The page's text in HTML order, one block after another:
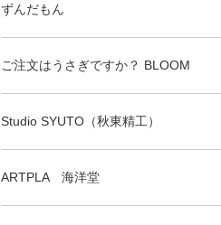
ずんだもん
ご注文はうさぎですか？ BLOOM
Studio SYUTO（秋東精工）
ARTPLA 海洋堂